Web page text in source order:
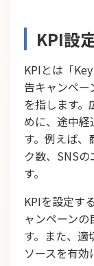
KPI設
KPIとは「
告キャンペ
を指します
めに、途中
す。例えば、
ク数、SNS
す。
KPIを設定す
ャンペーン
す。また、適
ソースを有効